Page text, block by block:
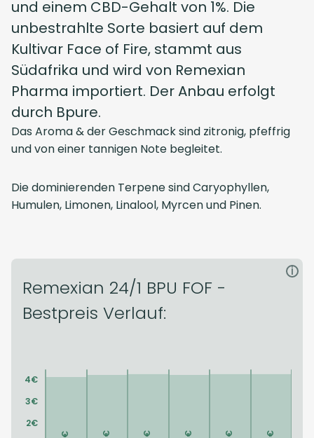
und einem CBD-Gehalt von 1%. Die
unbestrahlte Sorte basiert auf dem
Kultivar Face of Fire, stammt aus
Südafrika und wird von Remexian
Pharma importiert. Der Anbau erfolgt
durch Bpure.
Das Aroma & der Geschmack sind zitronig, pfeffrig
und von einer tannigen Note begleitet.
Die dominierenden Terpene sind Caryophyllen,
Humulen, Limonen, Linalool, Myrcen und Pinen.
Remexian 24/1 BPU FOF -
Bestpreis Verlauf:
i